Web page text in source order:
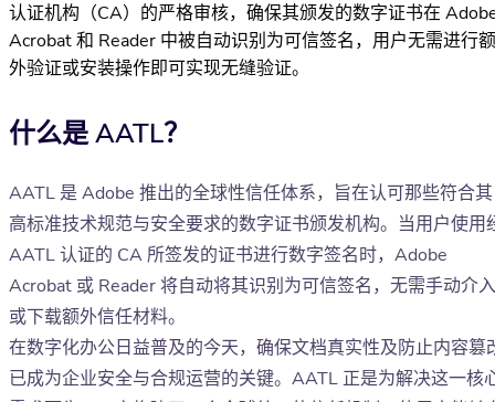
认证机构（CA）的严格审核，确保其颁发的数字证书在
Acrobat 和 Reader 中被自动识别为可信签名，用户无需进行额
外验证或安装操作即可实现无缝验证。
什么是 AATL？
AATL 是 Adobe 推出的全球性信任体系，旨在认可那些符合其
高标准技术规范与安全要求的数字证书颁发机构。当用户使用
AATL 认证的 CA 所签发的证书进行数字签名时，Adobe
Acrobat 或 Reader 将自动将其识别为可信签名，无需手动介入
或下载额外信任材料。
在数字化办公日益普及的今天，确保文档真实性及防止内容篡
已成为企业安全与合规运营的关键。AATL 正是为解决这一核